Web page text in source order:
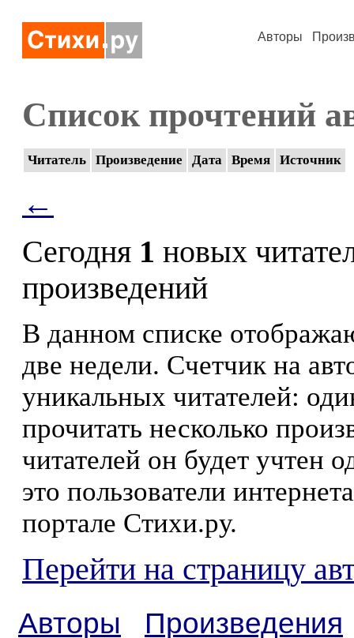
Авторы
Список прочтений
Читатель Произведение Дата Время Источник
←
Сегодня 1 новых
произведений
В данном списке
две недели. Счетчик на
уникальных читателей:
прочитать несколько
читателей он будет учтен
это пользователи
портале Стихи.ру.
Перейти на страницу
Авторы
Произведения